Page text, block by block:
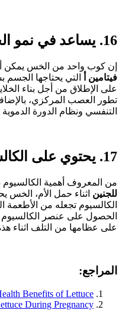
16. يساعد في نمو الخلايا الجنينية
إن كوب واحد من الخس يمكن
فيتامين أ
التي يحتاجها الجسم
على الإطلاق من أجل بناء
تطور العصب المركزي،
التنفسي ونظام الدورة
17. يحتوي على الكالسيوم
من المعروف أهمية الكالسيوم
للجنين اثناء حمل الأم، الخس
الكالسيوم تجعله من الأطعمة
الحصول على عنصر
على عظامها من التلف اثناء
المراجع:
Benefits of Lettuce
During Pregnancy